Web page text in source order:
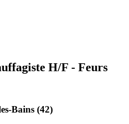
H/F - Feurs
Bains (42)